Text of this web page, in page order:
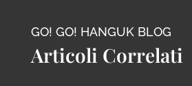
GO! GO! HANGUK BLOG
Articoli Correlati